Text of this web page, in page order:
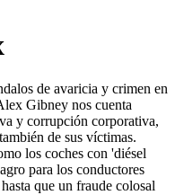
de avaricia y crimen en
Gibney nos cuenta
y corrupción corporativa,
de sus víctimas.
los coches con 'diésel
para los conductores
que un fraude colosal